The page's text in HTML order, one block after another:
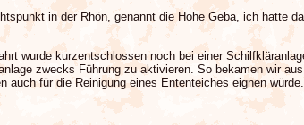
in der Rhön, genannt die Hohe Geba, ich hatte
wurde kurzentschlossen noch bei einer
zwecks Führung zu aktivieren. So bekamen wir
für die Reinigung eines Ententeiches eignen würde.